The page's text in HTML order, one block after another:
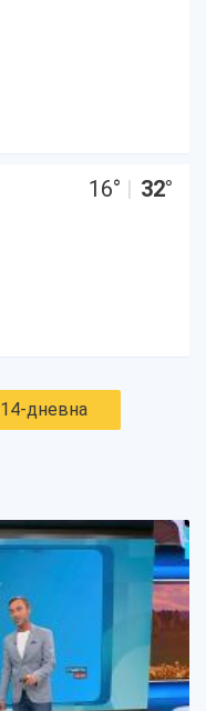
16° | 32°
14-дневна